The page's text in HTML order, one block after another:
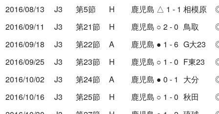
2016/08/13
J3 第5節 H 鹿児島 △ 1 - 1 相模原
2016/09/11
J3 第21節 H 鹿児島 ○ 2 - 0 鳥取
2016/09/18
J3 第22節 A 鹿児島 ● 1 - 6 G大23
2016/09/25
J3 第23節 H 鹿児島 ○ 1 - 0 F東23
2016/10/02
J3 第24節 A 鹿児島 ● 0 - 1 大分
2016/10/16
J3 第25節 H 鹿児島 ○ 1 - 0 秋田